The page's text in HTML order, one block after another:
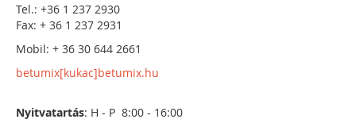
Tel.: +36 1 237 2930
Fax: + 36 1 237 2931
Mobil: + 36 30 644 2661
betumix[kukac]betumix.hu
Nyitvatartás: H - P 8:00 - 16:00